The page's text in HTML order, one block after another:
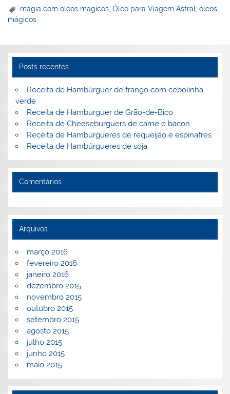
er
e
st
k
e
n
c
e
o
o
k
itt
er
ai
l
h
o
M
ai
l
t
ar
e
magia com oleos magicos ,Óleo para Viagem Astral ,óleos
mágicos
Posts recentes
Receita de Hambúrguer de frango com cebolinha
verde
Receita de Hamburguer de Grão-de-Bico
Receita de Cheeseburguers de carne e bacon
Receita de Hambúrgueres de requeijão e espinafres
Receita de Hambúrgueres de soja
Comentários
Arquivos
março 2016
fevereiro 2016
janeiro 2016
dezembro 2015
novembro 2015
outubro 2015
setembro 2015
agosto 2015
julho 2015
junho 2015
maio 2015